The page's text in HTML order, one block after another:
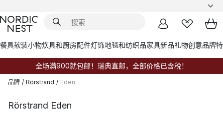
餐具软装小物炊具和厨房配件灯饰地毯和纺织品家具新品礼物创意品牌
全场满900就包邮！瑞典直邮，全部价格已含税！
品牌 / Rörstrand / Eden
Rörstrand Eden